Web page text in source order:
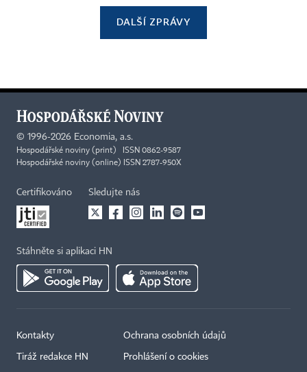
DALŠÍ ZPRÁVY
© 1996-2026 Economia, a.s.
Hospodářské noviny (print) ISSN 0862-9587
Hospodářské noviny (online) ISSN 2787-950X
Certifikováno Sledujte nás
Stáhněte si aplikaci HN
Kontakty
Tiráž redakce HN
Ochrana osobních údajů
Prohlášení o cookies